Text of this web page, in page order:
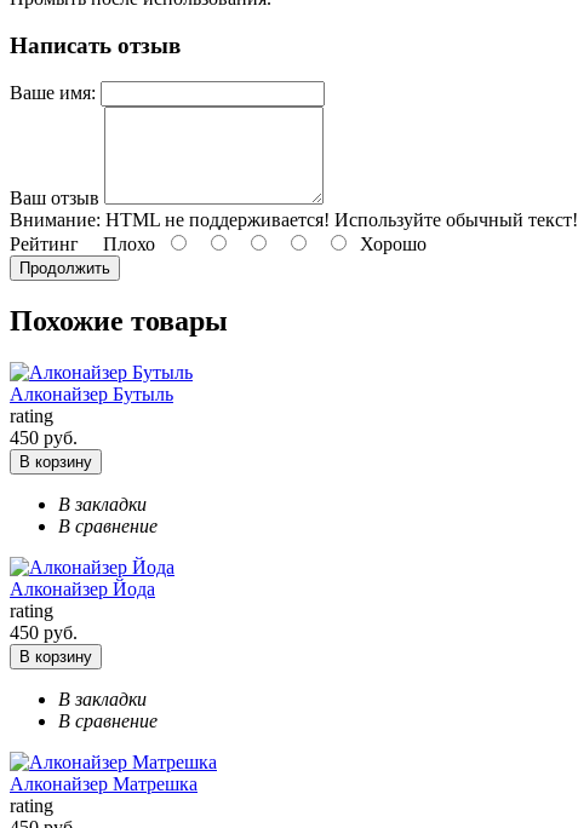
Написать отзыв
Ваше имя:
Ваш отзыв
Внимание: HTML не поддерживается! Используйте обычный текст!
Рейтинг Плохо Хорошо
Продолжить
Похожие товары
Алконайзер Бутыль
rating
450 руб.
В корзину
В закладки
В сравнение
Алконайзер Йода
rating
450 руб.
В корзину
В закладки
В сравнение
Алконайзер Матрешка
rating